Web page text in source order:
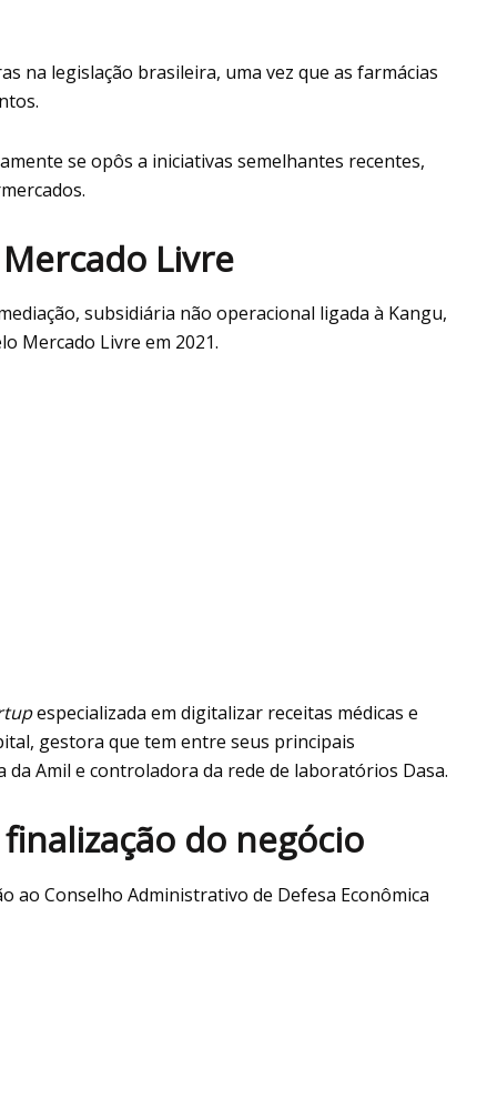
na legislação brasileira, uma vez que as farmácias
se opôs a iniciativas semelhantes recentes,
Livre
subsidiária não operacional ligada à Kangu,
Mercado Livre em 2021.
especializada em digitalizar receitas médicas e
gestora que tem entre seus principais
Amil e controladora da rede de laboratórios Dasa.
do negócio
ao Conselho Administrativo de Defesa Econômica